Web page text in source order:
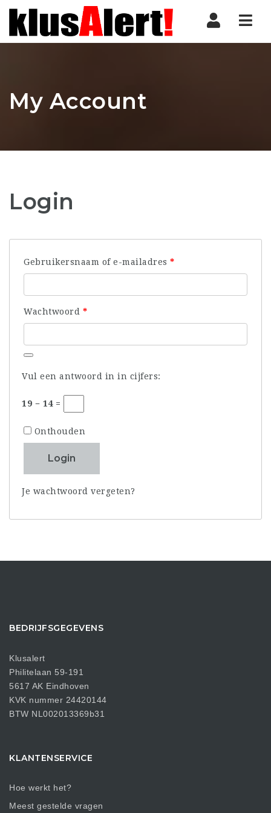
My Account
Login
Gebruikersnaam of e-mailadres *Vereist
Wachtwoord *Vereist
Vul een antwoord in in cijfers:
19 − 14 =
Onthouden
Login
Je wachtwoord vergeten?
BEDRIJFSGEGEVENS
Klusalert
Philitelaan 59-191
5617 AK Eindhoven
KVK nummer 24420144
BTW NL002013369b31
KLANTENSERVICE
Hoe werkt het?
Meest gestelde vragen